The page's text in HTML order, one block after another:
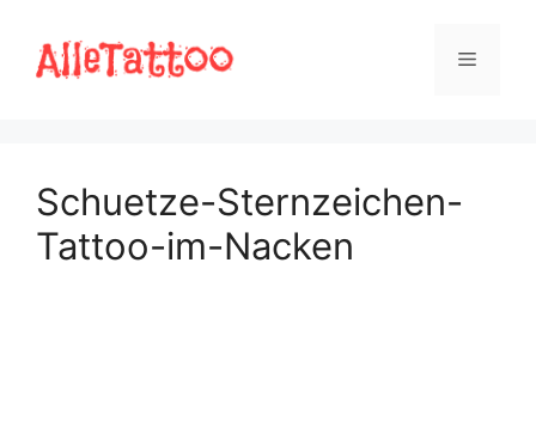
Inhalt
springen
Menü
Schuetze-Sternzeichen-
Tattoo-im-Nacken